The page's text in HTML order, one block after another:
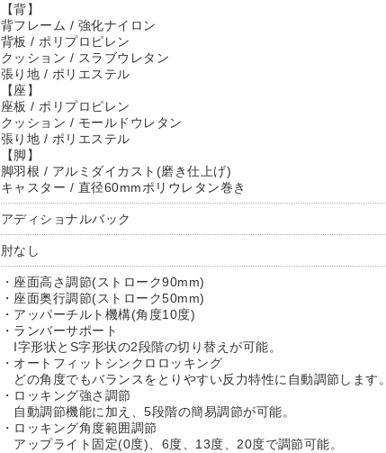
【背】
背フレーム / 強化ナイロン
背板 / ポリプロピレン
クッション / スラブウレタン
張り地 / ポリエステル
【座】
座板 / ポリプロピレン
クッション / モールドウレタン
張り地 / ポリエステル
【脚】
脚羽根 / アルミダイカスト(磨き仕上げ)
キャスター / 直径60mmポリウレタン巻き
アディショナルバック
肘なし
・座面高さ調節(ストローク90mm)
・座面奥行調節(ストローク50mm)
・アッパーチルト機構(角度10度)
・ランバーサポート
I字形状とS字形状の2段階の切り替えが可能。
・オートフィットシンクロロッキング
どの角度でもバランスをとりやすい反力特性に自動調節します。
・ロッキング強さ調節
自動調節機能に加え、5段階の簡易調節が可能。
・ロッキング角度範囲調節
アップライト固定(0度)、6度、13度、20度で調節可能。